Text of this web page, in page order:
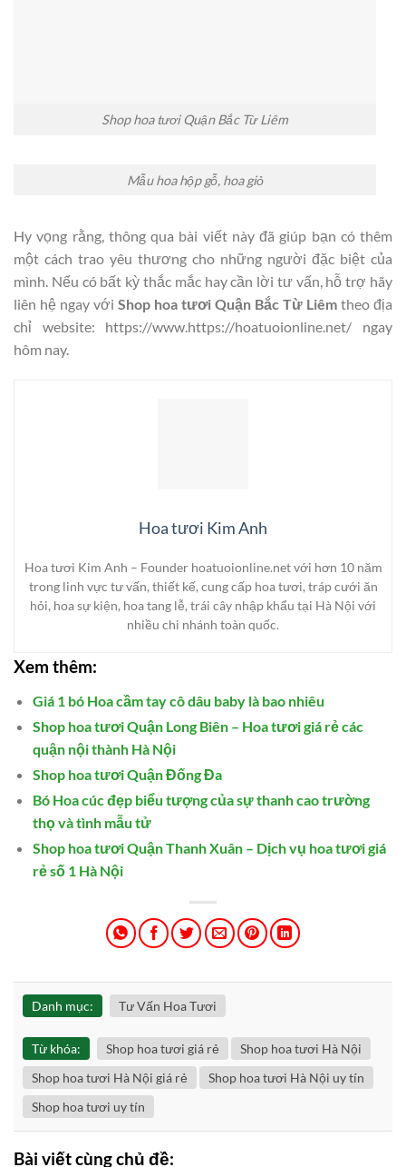
Shop hoa tươi Quận Bắc Từ Liêm
Mẫu hoa hộp gỗ, hoa giỏ
Hy vọng rằng, thông qua bài viết này đã giúp bạn có thêm
một cách trao yêu thương cho những người đặc biệt của
mình. Nếu có bất kỳ thắc mắc hay cần lời tư vấn, hỗ trợ hãy
liên hệ ngay với Shop hoa tươi Quận Bắc Từ Liêm theo địa
chỉ website: https://www.https://hoatuoionline.net/ ngay
hôm nay.
Hoa tươi Kim Anh
Hoa tươi Kim Anh – Founder hoatuoionline.net với hơn 10 năm
trong linh vực tư vấn, thiết kế, cung cấp hoa tươi, tráp cưới ăn
hỏi, hoa sự kiện, hoa tang lễ, trái cây nhập khẩu tại Hà Nội với
nhiều chi nhánh toàn quốc.
Xem thêm:
Giá 1 bó Hoa cầm tay cô dâu baby là bao nhiêu
Shop hoa tươi Quận Long Biên – Hoa tươi giá rẻ các
quận nội thành Hà Nội
Shop hoa tươi Quận Đống Đa
Bó Hoa cúc đẹp biểu tượng của sự thanh cao trường
thọ và tình mẫu tử
Shop hoa tươi Quận Thanh Xuân – Dịch vụ hoa tươi giá
rẻ số 1 Hà Nội
Danh mục: Tư Vấn Hoa Tươi
Từ khóa: Shop hoa tươi giá rẻ
Shop hoa tươi Hà Nội
Shop hoa tươi Hà Nội giá rẻ
Shop hoa tươi Hà Nội uy tín
Shop hoa tươi uy tín
Bài viết cùng chủ đề: